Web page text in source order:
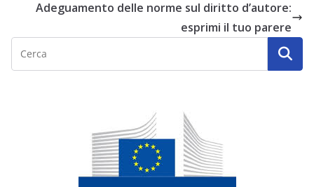
Adeguamento delle norme sul diritto d’autore:
esprimi il tuo parere